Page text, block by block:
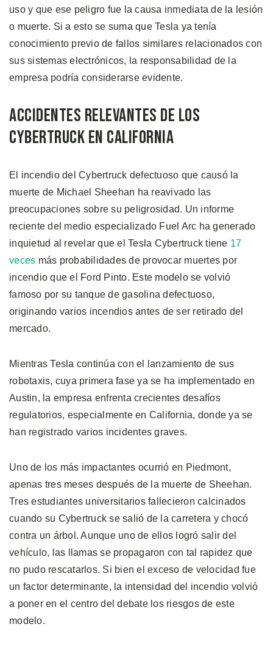
uso y que ese peligro fue la causa inmediata de la lesión
o muerte. Si a esto se suma que Tesla ya tenía
conocimiento previo de fallos similares relacionados con
sus sistemas electrónicos, la responsabilidad de la
empresa podría considerarse evidente.
Accidentes Relevantes de los
Cybertruck en California
El incendio del Cybertruck defectuoso que causó la
muerte de Michael Sheehan ha reavivado las
preocupaciones sobre su peligrosidad. Un informe
reciente del medio especializado Fuel Arc ha generado
inquietud al revelar que el Tesla Cybertruck tiene 17
veces más probabilidades de provocar muertes por
incendio que el Ford Pinto. Este modelo se volvió
famoso por su tanque de gasolina defectuoso,
originando varios incendios antes de ser retirado del
mercado.
Mientras Tesla continúa con el lanzamiento de sus
robotaxis, cuya primera fase ya se ha implementado en
Austin, la empresa enfrenta crecientes desafíos
regulatorios, especialmente en California, donde ya se
han registrado varios incidentes graves.
Uno de los más impactantes ocurrió en Piedmont,
apenas tres meses después de la muerte de Sheehan.
Tres estudiantes universitarios fallecieron calcinados
cuando su Cybertruck se salió de la carretera y chocó
contra un árbol. Aunque uno de ellos logró salir del
vehículo, las llamas se propagaron con tal rapidez que
no pudo rescatarlos. Si bien el exceso de velocidad fue
un factor determinante, la intensidad del incendio volvió
a poner en el centro del debate los riesgos de este
modelo.